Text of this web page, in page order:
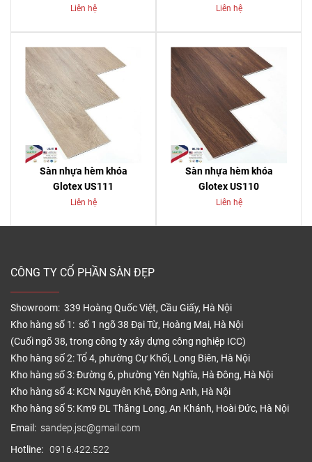
Liên hệ Liên hệ
Sàn nhựa hèm khóa
Glotex US111
Liên hệ
Sàn nhựa hèm khóa
Glotex US110
Liên hệ
CÔNG TY CỔ PHẦN SÀN ĐẸP
Showroom: 339 Hoàng Quốc Việt, Cầu Giấy, Hà Nội
Kho hàng số 1: số 1 ngõ 38 Đại Từ, Hoàng Mai, Hà Nội
(Cuối ngõ 38, trong công ty xây dựng công nghiệp ICC)
Kho hàng số 2: Tổ 4, phường Cự Khối, Long Biên, Hà Nội
Kho hàng số 3: Đường 6, phường Yên Nghĩa, Hà Đông, Hà Nội
Kho hàng số 4: KCN Nguyên Khê, Đông Anh, Hà Nội
Kho hàng số 5: Km9 ĐL Thăng Long, An Khánh, Hoài Đức, Hà Nội
Email: sandep.jsc@gmail.com
Hotline: 0916.422.522